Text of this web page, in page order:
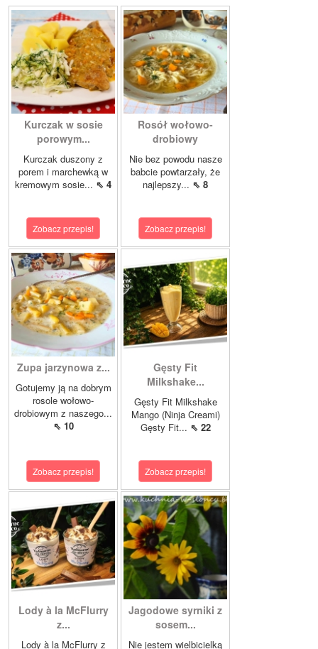
Kurczak w sosie
porowym...
Kurczak duszony z
porem i marchewką w
kremowym sosie... ⇖ 4
Zobacz przepis!
Rosół wołowo-
drobiowy
Nie bez powodu nasze
babcie powtarzały, że
najlepszy... ⇖ 8
Zobacz przepis!
Zupa jarzynowa z...
Gotujemy ją na dobrym
rosole wołowo-
drobiowym z naszego...
⇖ 10
Zobacz przepis!
Gęsty Fit
Milkshake...
Gęsty Fit Milkshake
Mango (Ninja Creami)
Gęsty Fit... ⇖ 22
Zobacz przepis!
Lody à la McFlurry
z...
Lody à la McFlurry z
Jagodowe syrniki z
sosem...
Nie jestem wielbicielką